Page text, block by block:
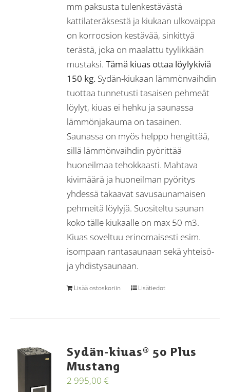
mm paksusta tulenkestävästä
kattilateräksestä ja kiukaan ulkovaippa
on korroosion kestävää, sinkittyä
terästä, joka on maalattu tyylikkään
mustaksi.Tämä kiuas ottaa löylykiviä
150 kg. Sydän-kiukaan lämmönvaihdin
tuottaa tunnetusti tasaisen pehmeät
löylyt, kiuas ei hehku ja saunassa
lämmönjakauma on tasainen.
Saunassa on myös helppo hengittää,
sillä lämmönvaihdin pyörittää
huoneilmaa tehokkaasti. Mahtava
kivimäärä ja huoneilman pyöritys
yhdessä takaavat savusaunamaisen
pehmeitä löylyjä. Suositeltu saunan
koko tälle kiukaalle on max 50 m3.
Kiuas soveltuu erinomaisesti esim.
isompaan rantasaunaan sekä yhteisö-
ja yhdistysaunaan.
Lisää ostoskoriin Lisätiedot
Sydän-kiuas® 50 Plus
Mustang
2 995,00€